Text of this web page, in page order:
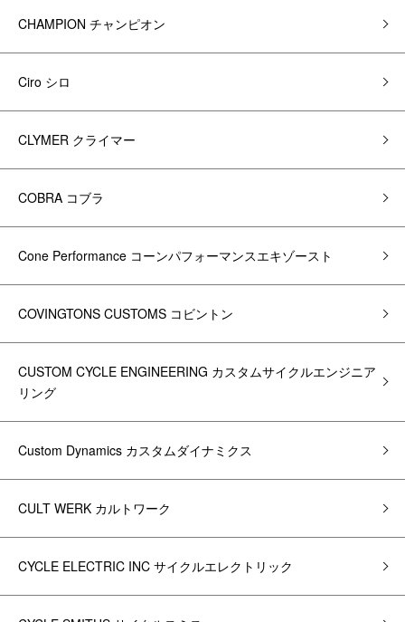
CHAMPION チャンピオン
Ciro シロ
CLYMER クライマー
COBRA コブラ
Cone Performance コーンパフォーマンスエキゾースト
COVINGTONS CUSTOMS コビントン
CUSTOM CYCLE ENGINEERING カスタムサイクルエンジニア
リング
Custom Dynamics カスタムダイナミクス
CULT WERK カルトワーク
CYCLE ELECTRIC INC サイクルエレクトリック